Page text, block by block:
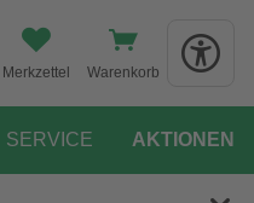
Merkzettel Warenkorb
SERVICE AKTIONEN